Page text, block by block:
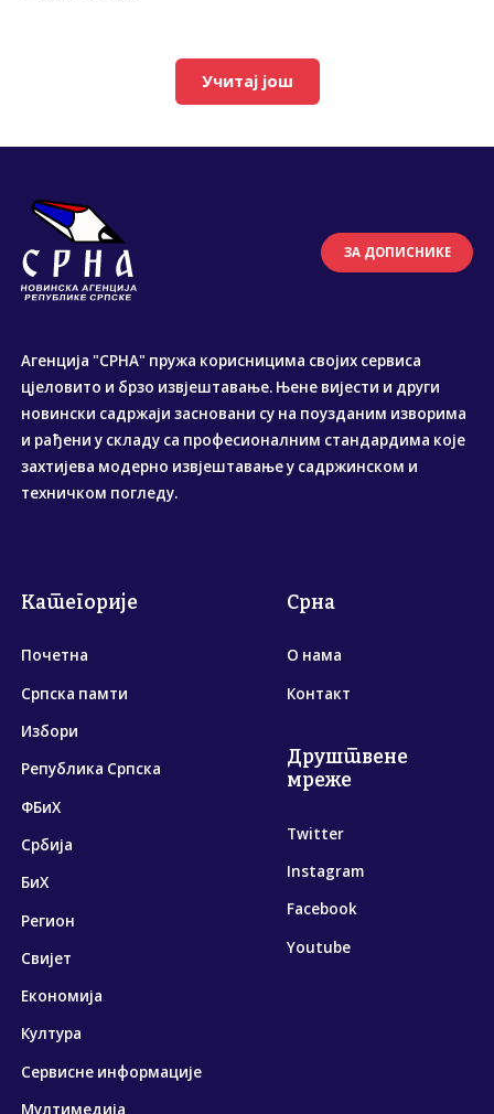
Учитај још
ЗА ДОПИСНИКЕ
Агенција "СРНА" пружа корисницима својих сервиса
цјеловито и брзо извјештавање. Њене вијести и други
новински садржаји засновани су на поузданим изворима
и рађени у складу са професионалним стандардима које
захтијева модерно извјештавање у садржинском и
техничком погледу.
Категорије
Почетна
Српска памти
Избори
Република Српска
ФБиХ
Србија
БиХ
Регион
Свијет
Економија
Култура
Сервисне информације
Мултимедија
Срна
О нама
Контакт
Друштвене
мреже
Twitter
Instagram
Facebook
Youtube